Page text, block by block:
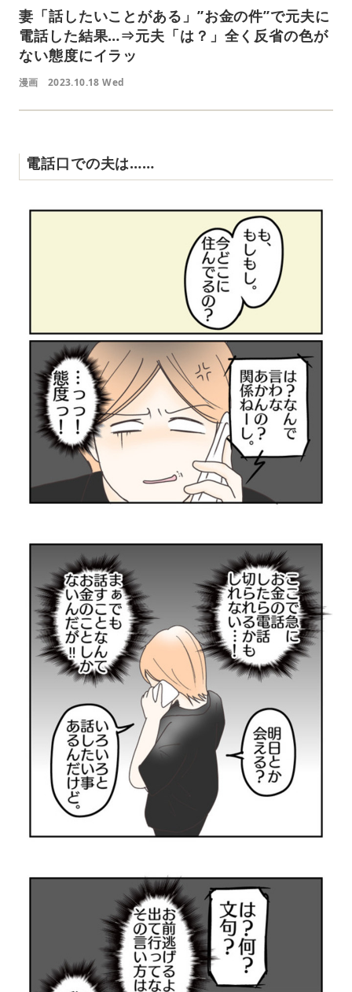
妻「話したいことがある」”お金の件”で元夫に
電話した結果…⇒元夫「は？」全く反省の色が
ない態度にイラッ
漫画 2023.10.18 Wed
電話口での夫は……